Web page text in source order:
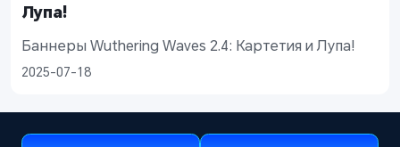
Лупа!
Баннеры Wuthering Waves 2.4: Картетия и Лупа!
2025-07-18